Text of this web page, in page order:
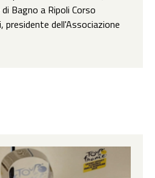
Bagno a Ripoli Corso
presidente dell'Associazione